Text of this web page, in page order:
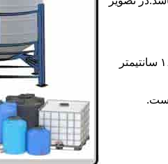
ارتفاع پروفیل : فاصله بین جداره داخلی مخزن و تاج پروفیل می باشد که معمولا اندازه آن از ۳ سانتیمتر تا ۱۶ سانتیمتر